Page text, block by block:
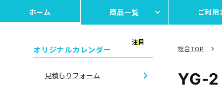
ホーム 商品一覧 ご利用
総合TOP
YG-
オリジナルカレンダー
注目
見積もりフォーム